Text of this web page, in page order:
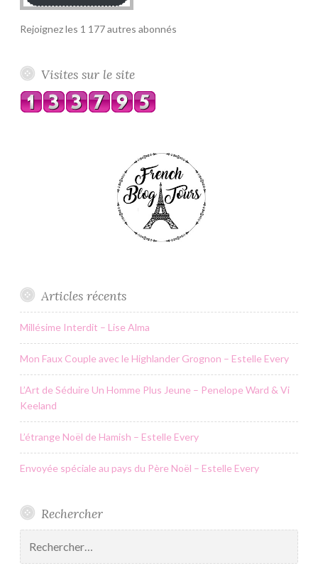
Rejoignez les 1 177 autres abonnés
Visites sur le site
Articles récents
Millésime Interdit – Lise Alma
Mon Faux Couple avec le Highlander Grognon – Estelle Every
L’Art de Séduire Un Homme Plus Jeune – Penelope Ward & Vi
Keeland
L’étrange Noël de Hamish – Estelle Every
Envoyée spéciale au pays du Père Noël – Estelle Every
Rechercher